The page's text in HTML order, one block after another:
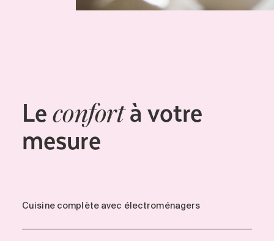
Leconfortà votre
mesure
Cuisine complète avec électroménagers